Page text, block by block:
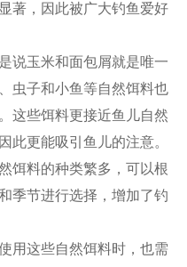
著，因此被广大钓鱼爱好
说玉米和面包屑就是唯一
虫子和小鱼等自然饵料也
这些饵料更接近鱼儿自然
此更能吸引鱼儿的注意。
饵料的种类繁多，可以根
季节进行选择，增加了钓
用这些自然饵料时，也需